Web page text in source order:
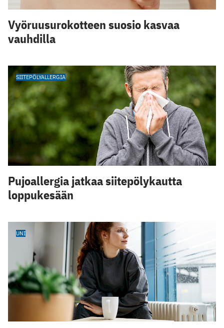
Vyöruusurokotteen suosio kasvaa
vauhdilla
SIITEPÖLYALLERGIA
Pujoallergia jatkaa siitepölykautta
loppukesään
UNI